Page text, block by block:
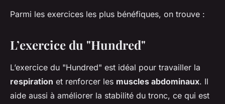
Parmi les exercices les plus bénéfiques, on trouve :
L’exercice du "Hundred"
L’exercice du "Hundred" est idéal pour travailler la
respiration et renforcer les muscles abdominaux. Il
aide aussi à améliorer la stabilité du tronc, ce qui est